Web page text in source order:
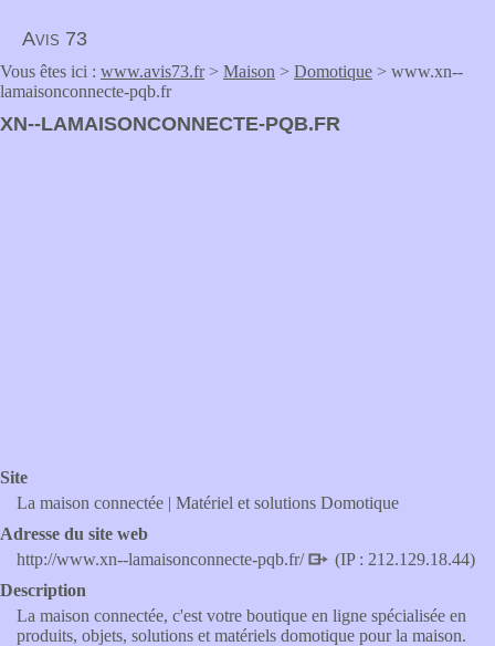
Avis 73
Vous êtes ici : www.avis73.fr> Maison > Domotique > www.xn--
lamaisonconnecte-pqb.fr
XN--LAMAISONCONNECTE-PQB.FR
Site
La maison connectée | Matériel et solutions Domotique
Adresse du site web
http://www.xn--lamaisonconnecte-pqb.fr/
(IP : 212.129.18.44)
Description
La maison connectée, c'est votre boutique en ligne spécialisée en
produits, objets, solutions et matériels domotique pour la maison.